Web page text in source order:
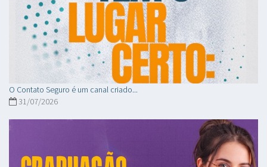
O Contato Seguro é um canal criado...
31/07/2026